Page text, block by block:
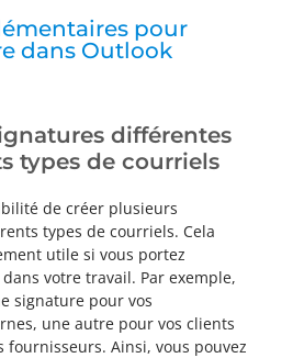
pour
dans Outlook
différentes
types de courriels
de créer plusieurs
types de courriels. Cela
utile si vous portez
votre travail. Par exemple,
signature pour vos
une autre pour vos clients
fournisseurs. Ainsi, vous pouvez